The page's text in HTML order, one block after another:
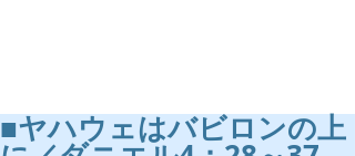
■ヤハウェはバビロンの上